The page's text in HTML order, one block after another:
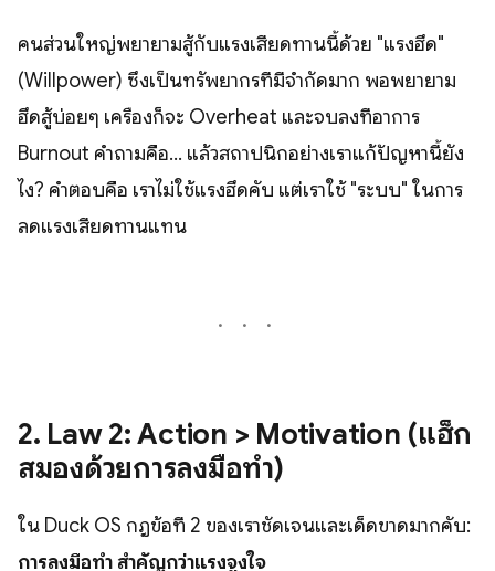
คนส่วนใหญ่พยายามสู้กับแรงเสียดทานนี้ด้วย "แรงฮึด"
(Willpower) ซึ่งเป็นทรัพยากรที่มีจำกัดมาก พอพยายาม
ฮึดสู้บ่อยๆ เครื่องก็จะ Overheat และจบลงที่อาการ
Burnout คำถามคือ... แล้วสถาปนิกอย่างเราแก้ปัญหานี้ยัง
ไง? คำตอบคือ เราไม่ใช้แรงฮึดคับ แต่เราใช้ "ระบบ" ในการ
ลดแรงเสียดทานแทน
2. Law 2: Action > Motivation (แฮ็ก
สมองด้วยการลงมือทำ)
ใน Duck OS กฎข้อที่ 2 ของเราชัดเจนและเด็ดขาดมากคับ:
การลงมือทำ สำคัญกว่าแรงจูงใจ